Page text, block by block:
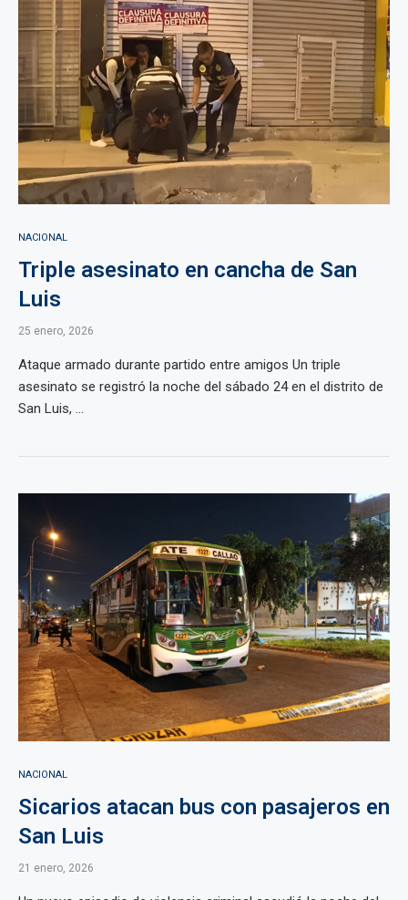
NACIONAL
Triple asesinato en cancha de San
Luis
25 enero, 2026
Ataque armado durante partido entre amigos Un triple
asesinato se registró la noche del sábado 24 en el distrito de
San Luis, ...
NACIONAL
Sicarios atacan bus con pasajeros en
San Luis
21 enero, 2026